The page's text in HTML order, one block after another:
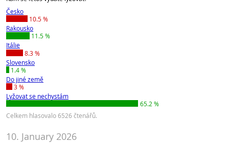
Česko
10.5 %
Rakousko
11.5 %
Itálie
8.3 %
Slovensko
1.4 %
Do jiné země
3 %
Lyžovat se nechystám
65.2 %
Celkem hlasovalo 6526 čtenářů.
10. January 2026